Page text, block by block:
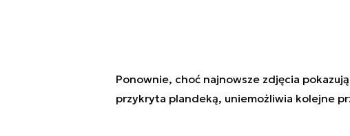
Ponownie, choć najnowsze zdjęcia
przykryta plandeką, uniemożliwia kolejne